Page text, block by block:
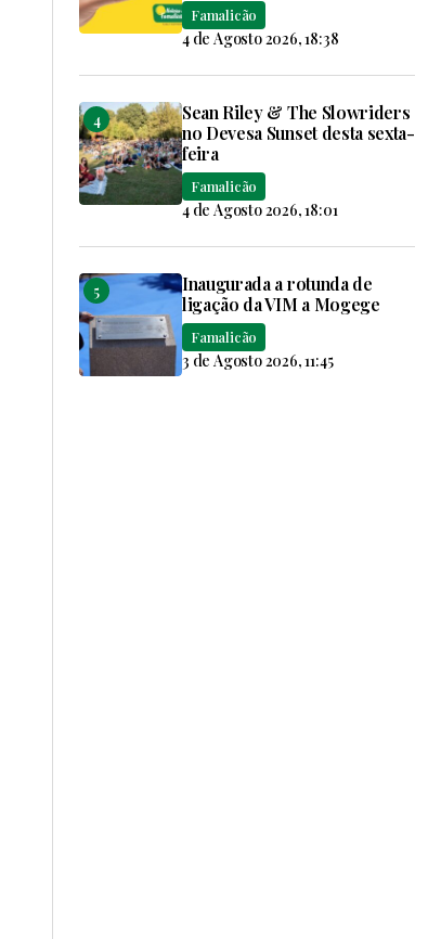
Famalicão
4 de Agosto 2026, 18:38
Sean Riley & The Slowriders
no Devesa Sunset desta sexta-
feira
Famalicão
4 de Agosto 2026, 18:01
Inaugurada a rotunda de
ligação da VIM a Mogege
Famalicão
3 de Agosto 2026, 11:45